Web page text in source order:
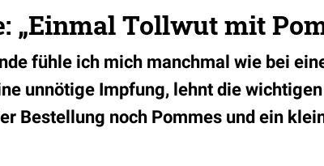
„Einmal Tollwut mit
fühle ich mich manchmal wie bei
unnötige Impfung, lehnt die
Bestellung noch Pommes und ein